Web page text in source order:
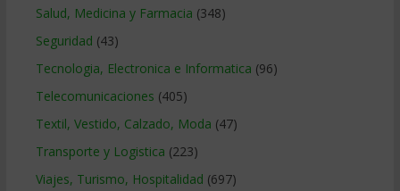
Salud, Medicina y Farmacia (348)
Seguridad (43)
Tecnologia, Electronica e Informatica (96)
Telecomunicaciones (405)
Textil, Vestido, Calzado, Moda (47)
Transporte y Logistica (223)
Viajes, Turismo, Hospitalidad (697)